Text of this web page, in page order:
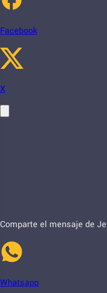
Facebook
X
Comparte el mensaje de
Whatsapp